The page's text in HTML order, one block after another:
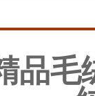
品毛